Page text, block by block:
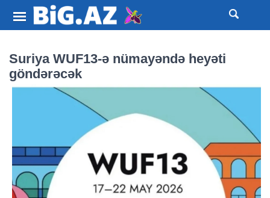
Suriya WUF13-ə nümayəndə heyəti
göndərəcək